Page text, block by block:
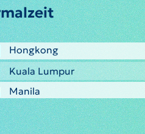
Hongkong
Kuala Lumpur
Manila